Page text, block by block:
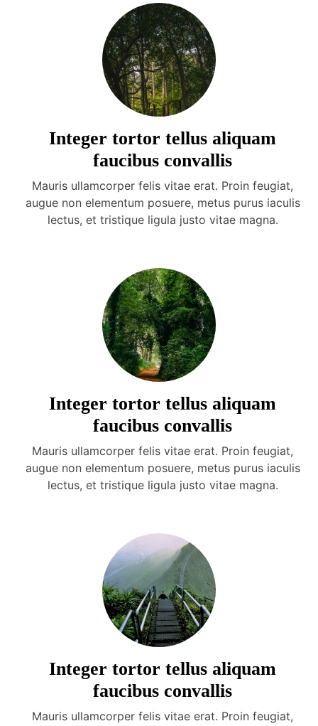
Integer tortor tellus aliquam
faucibus convallis
Mauris ullamcorper felis vitae erat. Proin feugiat,
augue non elementum posuere, metus purus iaculis
lectus, et tristique ligula justo vitae magna.
Integer tortor tellus aliquam
faucibus convallis
Mauris ullamcorper felis vitae erat. Proin feugiat,
augue non elementum posuere, metus purus iaculis
lectus, et tristique ligula justo vitae magna.
Integer tortor tellus aliquam
faucibus convallis
Mauris ullamcorper felis vitae erat. Proin feugiat,